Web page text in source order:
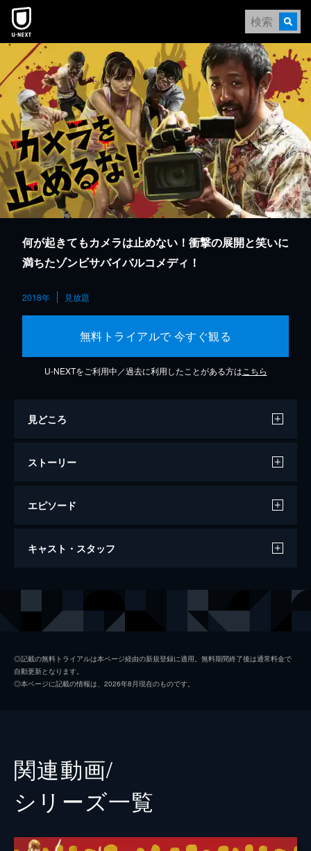
本文へスキップ
何が起きてもカメラは止めない！衝撃の展開と笑いに
満ちたゾンビサバイバルコメディ！
2018年 見放題
無料トライアルで 今すぐ観る
U-NEXTをご利用中／過去に利用したことがある方は こちら
見どころ
ストーリー
エピソード
カメラを止めるな！
キャスト・スタッフ
日暮真央 真魚
笹原芳子
◎記載の無料トライアルは本ページ経由の新規登録に適用。無料期間終了後は通常料金で
自動更新となります。
◎本ページに記載の情報は、2026年8月現在のものです。
関連動画/
シリーズ⼀覧